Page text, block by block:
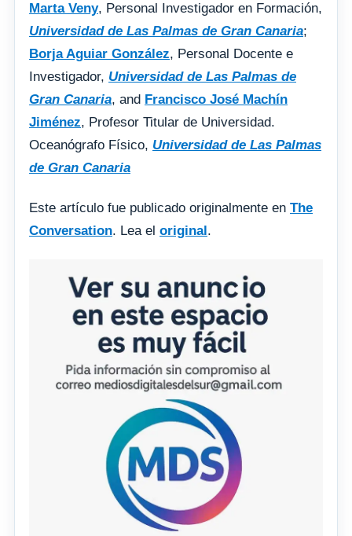
Marta Veny, Personal Investigador en Formación,
Universidad de Las Palmas de Gran Canaria;
Borja Aguiar González, Personal Docente e
Investigador, Universidad de Las Palmas de
Gran Canaria, and Francisco José Machín
Jiménez, Profesor Titular de Universidad.
Oceanógrafo Físico, Universidad de Las Palmas
de Gran Canaria
Este artículo fue publicado originalmente en The
Conversation. Lea el original .